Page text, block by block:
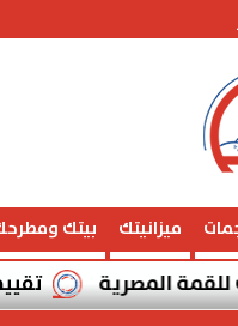
ميزانيتك بيتك
تقييم محمد